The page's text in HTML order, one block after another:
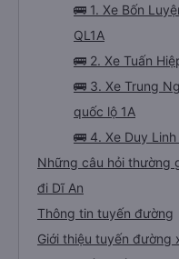
🚌 1. Xe Bốn
QL1A
🚌 2. Xe Tuấn
🚌 3. Xe Trung
quốc lộ 1A
🚌 4. Xe Duy
Những câu hỏi thường
đi Dĩ An
Thông tin tuyến đường
Giới thiệu tuyến đường